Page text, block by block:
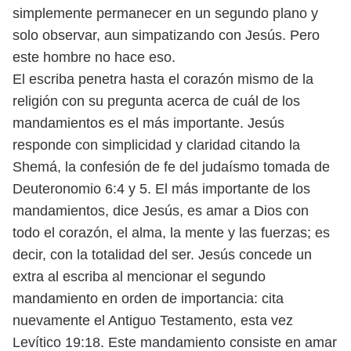
simplemente permanecer en un segundo plano y
solo observar, aun simpatizando con Jesús. Pero
este hombre no hace eso.
El escriba penetra hasta el corazón mismo de la
religión con su pregunta acerca de cuál de los
mandamientos es el más importante. Jesús
responde con simplicidad y claridad citando la
Shemá, la confesión de fe del judaísmo tomada de
Deuteronomio 6:4 y 5. El más importante de los
mandamientos, dice Jesús, es amar a Dios con
todo el corazón, el alma, la mente y las fuerzas; es
decir, con la totalidad del ser. Jesús concede un
extra al escriba al mencionar el segundo
mandamiento en orden de importancia: cita
nuevamente el Antiguo Testamento, esta vez
Levítico 19:18. Este mandamiento consiste en amar